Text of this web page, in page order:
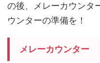
の後、メレーカウンタ
ウンターの準備を！
メレーカウンター